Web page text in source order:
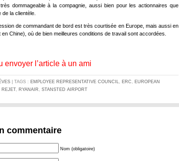
très dommageable à la compagnie, aussi bien pour les actionnaires que
la clientèle.
de commandant de bord est très courtisée en Europe, mais aussi en
Chine), où de bien meilleures conditions de travail sont accordées.
envoyer l’article à un ami
| TAGS : EMPLOYEE REPRESENTATIVE COUNCIL, ERC , EUROPEAN
REJET, RYANAIR , STANSTED AIRPORT
commentaire
Nom (obligatoire)